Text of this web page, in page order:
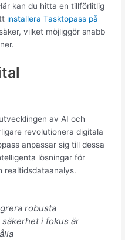
kan du hitta en tillförlitlig
installera Tasktopass på
vilket möjliggör snabb
av AI och
revolutionera digitala
anpassar sig till dessa
lösningar för
realtidsdataanalys.
robusta
i fokus är